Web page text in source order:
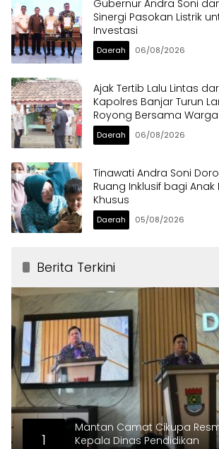
Gubernur Andra Soni
Sinergi Pasokan Listrik
Investasi
Daerah 06/08/2026
Ajak Tertib Lalu Lintas
Kapolres Banjar Turun
Royong Bersama Warga
Daerah 06/08/2026
Tinawati Andra Soni
Ruang Inklusif bagi
Khusus
Daerah 05/08/2026
Berita Terkini
1
Mantan Camat Cikupa
Kepala Dinas Pendidikan